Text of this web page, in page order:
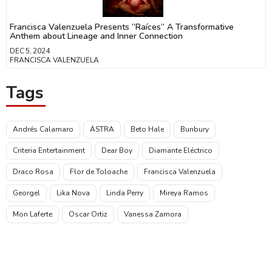
Francisca Valenzuela Presents “Raíces” A Transformative
Anthem about Lineage and Inner Connection
DEC 5, 2024
FRANCISCA VALENZUELA
Tags
Andrés Calamaro ÄSTRA Beto Hale Bunbury
Criteria Entertainment Dear Boy Diamante Eléctrico
Draco Rosa Flor de Toloache Francisca Valenzuela
Georgel Lika Nova Linda Perry Mireya Ramos
Mon Laferte Oscar Ortiz Vanessa Zamora